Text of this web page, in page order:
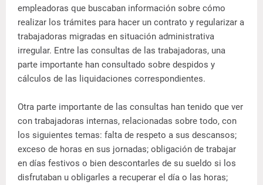
empleadoras que buscaban información sobre cómo
realizar los trámites para hacer un contrato y regularizar a
trabajadoras migradas en situación administrativa
irregular. Entre las consultas de las trabajadoras, una
parte importante han consultado sobre despidos y
cálculos de las liquidaciones correspondientes.
Otra parte importante de las consultas han tenido que ver
con trabajadoras internas, relacionadas sobre todo, con
los siguientes temas: falta de respeto a sus descansos;
exceso de horas en sus jornadas; obligación de trabajar
en días festivos o bien descontarles de su sueldo si los
disfrutaban u obligarles a recuperar el día o las horas;